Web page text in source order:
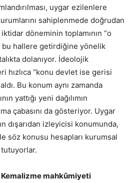
uygar ezilenlere
sahiplenmede doğrudan
iktidar döneminin toplamının “o
hallere getirdiğine yönelik
dolanıyor. İdeolojik
hızlıca “konu devlet ise gerisi
Bu konum aynı zamanda
yattığı yeni dağılımın
çabasını da gösteriyor. Uygar
dışarıdan izleyicisi konumunda,
söz konusu hesapları kurumsal
tutuyorlar.
Kemalizme mahkûmiyeti